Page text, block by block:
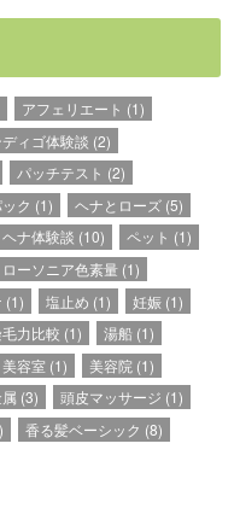
アフェリエート (1)
ィゴ体験談 (2)
パッチテスト (2)
ク (1) ヘナとローズ(5)
ヘナ体験談 (10) ペット (1)
ローソニア色素量(1)
(1) 塩止め (1) 妊娠 (1)
力比較 (1) 湯船 (1)
美容室 (1) 美容院 (1)
(3) 頭皮マッサージ (1)
香る髪ベーシック (8)